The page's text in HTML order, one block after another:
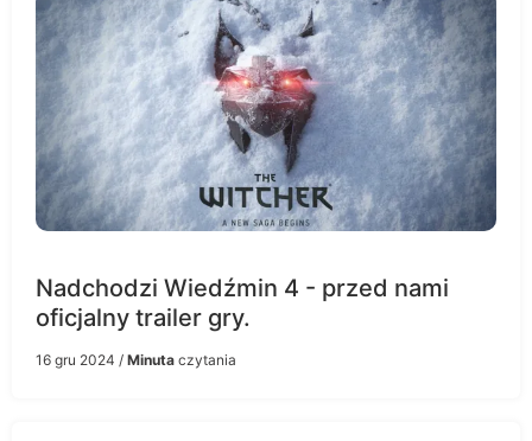
Nadchodzi Wiedźmin 4 - przed nami
oficjalny trailer gry.
16 gru 2024 / Minuta czytania